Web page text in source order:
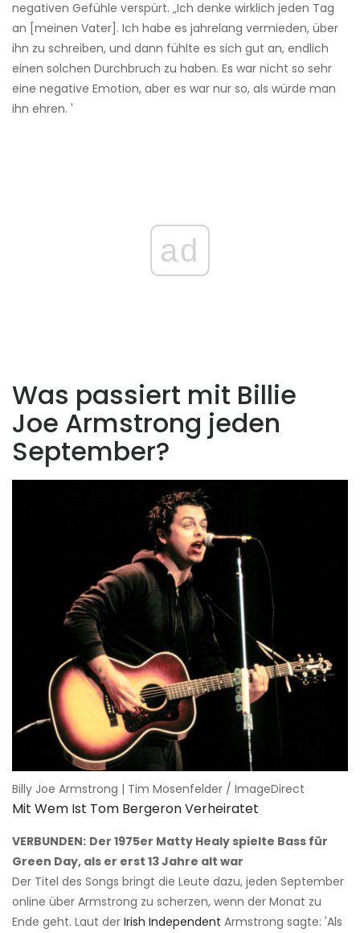
negativen Gefühle verspürt. „Ich denke wirklich jeden Tag
an [meinen Vater]. Ich habe es jahrelang vermieden, über
ihn zu schreiben, und dann fühlte es sich gut an, endlich
einen solchen Durchbruch zu haben. Es war nicht so sehr
eine negative Emotion, aber es war nur so, als würde man
ihn ehren. '
ad
Was passiert mit Billie
Joe Armstrong jeden
September?
Billy Joe Armstrong | Tim Mosenfelder / ImageDirect
Mit Wem Ist Tom Bergeron Verheiratet
VERBUNDEN: Der 1975er Matty Healy spielte Bass für
Green Day, als er erst 13 Jahre alt war
Der Titel des Songs bringt die Leute dazu, jeden September
online über Armstrong zu scherzen, wenn der Monat zu
Ende geht. Laut der Irish Independent Armstrong sagte: 'Als